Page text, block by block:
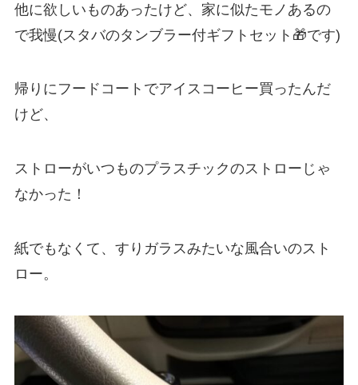
他に欲しいものあったけど、家に似たモノあるの
で我慢(スタバのタンブラー付ギフトセット🎁です)
帰りにフードコートでアイスコーヒー買ったんだ
けど、
ストローがいつものプラスチックのストローじゃ
なかった！
紙でもなくて、すりガラスみたいな風合いのスト
ロー。